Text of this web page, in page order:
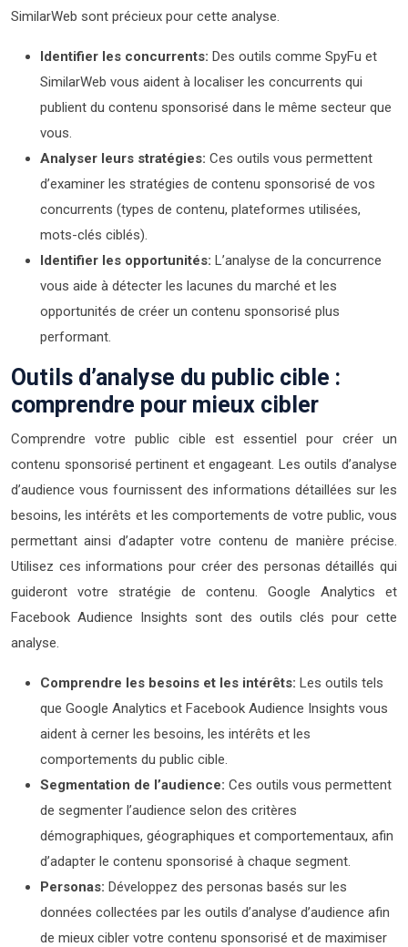
SimilarWeb sont précieux pour cette analyse.
Identifier les concurrents: Des outils comme SpyFu et
SimilarWeb vous aident à localiser les concurrents qui
publient du contenu sponsorisé dans le même secteur que
vous.
Analyser leurs stratégies: Ces outils vous permettent
d’examiner les stratégies de contenu sponsorisé de vos
concurrents (types de contenu, plateformes utilisées,
mots-clés ciblés).
Identifier les opportunités: L’analyse de la concurrence
vous aide à détecter les lacunes du marché et les
opportunités de créer un contenu sponsorisé plus
performant.
Outils d’analyse du public cible :
comprendre pour mieux cibler
Comprendre votre public cible est essentiel pour créer un
contenu sponsorisé pertinent et engageant. Les outils d’analyse
d’audience vous fournissent des informations détaillées sur les
besoins, les intérêts et les comportements de votre public, vous
permettant ainsi d’adapter votre contenu de manière précise.
Utilisez ces informations pour créer des personas détaillés qui
guideront votre stratégie de contenu. Google Analytics et
Facebook Audience Insights sont des outils clés pour cette
analyse.
Comprendre les besoins et les intérêts: Les outils tels
que Google Analytics et Facebook Audience Insights vous
aident à cerner les besoins, les intérêts et les
comportements du public cible.
Segmentation de l’audience: Ces outils vous permettent
de segmenter l’audience selon des critères
démographiques, géographiques et comportementaux, afin
d’adapter le contenu sponsorisé à chaque segment.
Personas: Développez des personas basés sur les
données collectées par les outils d’analyse d’audience afin
de mieux cibler votre contenu sponsorisé et de maximiser